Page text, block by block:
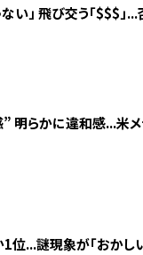
い」 飛び交う「$$$」
明らかに違和感...米
位...謎現象が「おかし